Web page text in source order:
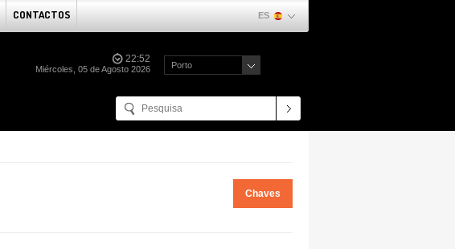
CONTACTOS ES
22:52
Miércoles, 05 de Agosto 2026 Porto
Chaves